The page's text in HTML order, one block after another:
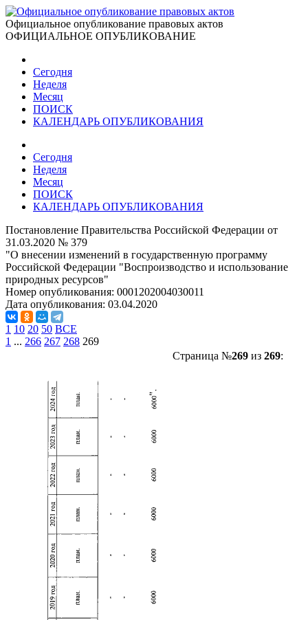
Официальное опубликование правовых актов
ОФИЦИАЛЬНОЕ ОПУБЛИКОВАНИЕ
Сегодня
Неделя
Месяц
ПОИСК
КАЛЕНДАРЬ ОПУБЛИКОВАНИЯ
Сегодня
Неделя
Месяц
ПОИСК
КАЛЕНДАРЬ ОПУБЛИКОВАНИЯ
Постановление Правительства Российской Федерации от
31.03.2020 № 379
"О внесении изменений в государственную программу
Российской Федерации "Воспроизводство и использование
природных ресурсов"
Номер опубликования: 0001202004030011
Дата опубликования: 03.04.2020
1 10 20 50 ВСЕ
1 ... 266 267 268 269
Страница №269из 269: